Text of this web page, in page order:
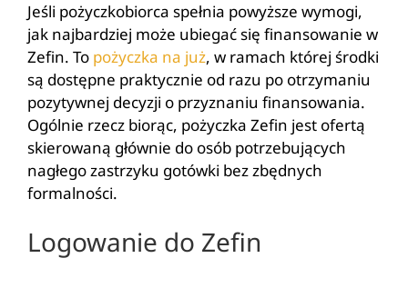
Jeśli pożyczkobiorca spełnia powyższe wymogi,
jak najbardziej może ubiegać się finansowanie w
Zefin. To pożyczka na już, w ramach której środki
są dostępne praktycznie od razu po otrzymaniu
pozytywnej decyzji o przyznaniu finansowania.
Ogólnie rzecz biorąc, pożyczka Zefin jest ofertą
skierowaną głównie do osób potrzebujących
nagłego zastrzyku gotówki bez zbędnych
formalności.
Logowanie do Zefin